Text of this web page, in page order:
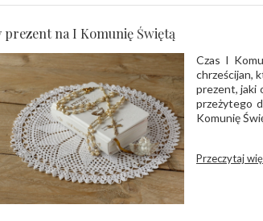
prezent na I Komunię Świętą
Czas I
chrześcijan,
prezent, jaki
przeżytego
Komunię
Przeczytaj